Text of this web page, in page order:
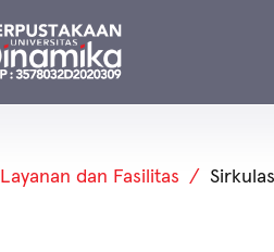
Layanan dan Fasilitas